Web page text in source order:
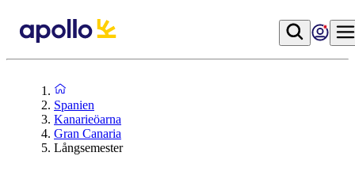
Spanien
Kanarieöarna
Gran Canaria
Långsemester